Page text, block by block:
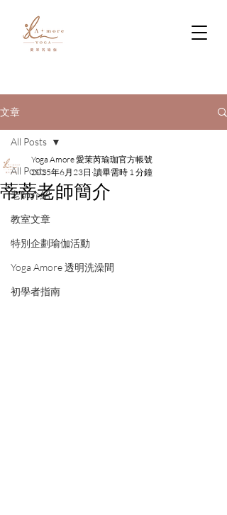
文章
All Posts
老師介紹
教室文章
特別企劃瑜伽活動
Yoga Amore 透明洗澡間
初學者指南
All Posts
蒂蒂老師簡介
Yoga Amore 愛茉芮瑜珈官方帳號
2025年6月23日 讀畢需時 1 分鐘